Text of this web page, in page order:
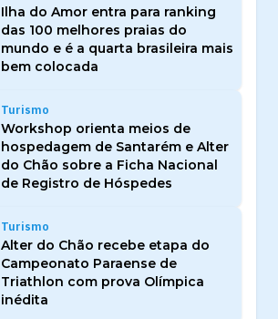
Ilha do Amor entra para ranking
das 100 melhores praias do
mundo e é a quarta brasileira mais
bem colocada
Turismo
Workshop orienta meios de
hospedagem de Santarém e Alter
do Chão sobre a Ficha Nacional
de Registro de Hóspedes
Turismo
Alter do Chão recebe etapa do
Campeonato Paraense de
Triathlon com prova Olímpica
inédita